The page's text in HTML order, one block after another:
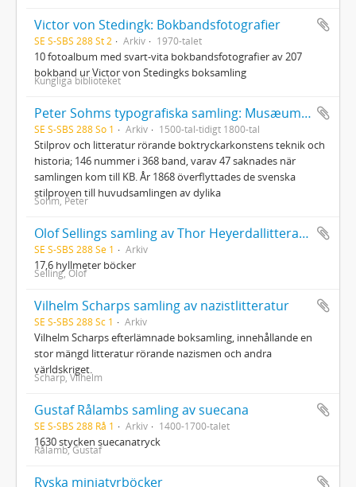
Victor von Stedingk: Bokbandsfotografier
SE S-SBS 288 St 2 Arkiv 1970-talet
10 fotoalbum med svart-vita bokbandsfotografier av 207
bokband ur Victor von Stedingks boksamling
Kungliga biblioteket
Peter Sohms typografiska samling: Musæum typographicum Sohmianum
SE S-SBS 288 So 1 Arkiv 1500-tal-tidigt 1800-tal
Stilprov och litteratur rörande boktryckarkonstens teknik och
historia; 146 nummer i 368 band, varav 47 saknades när
samlingen kom till KB. År 1868 överflyttades de svenska
stilproven till huvudsamlingen av dylika
Sohm, Peter
Olof Sellings samling av Thor Heyerdallitteratur
SE S-SBS 288 Se 1 Arkiv
17,6 hyllmeter böcker
Selling, Olof
Vilhelm Scharps samling av nazistlitteratur
SE S-SBS 288 Sc 1 Arkiv
Vilhelm Scharps efterlämnade boksamling, innehållande en
stor mängd litteratur rörande nazismen och andra
världskriget.
Scharp, Vilhelm
Gustaf Rålambs samling av suecana
SE S-SBS 288 Rå 1 Arkiv 1400-1700-talet
1630 stycken suecanatryck
Rålamb, Gustaf
Ryska miniatyrböcker